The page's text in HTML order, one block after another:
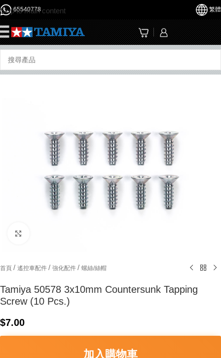
Skip to main content
65540778 繁體
首頁 / 遙控車配件 / 強化配件 / 螺絲/絲帽
Tamiya 50578 3x10mm Countersunk Tapping
Screw (10 Pcs.)
$7.00
加入購物車